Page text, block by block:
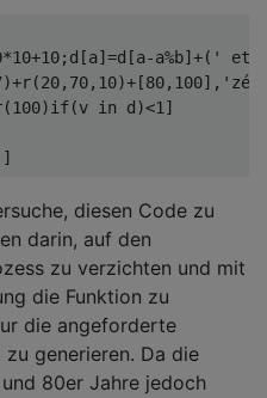
*10+10; d [a]=d [a-a%b]+( ' et
)+r(20, 70, 10)+[80, 100],
(100)if(v in d )<1 ]
diesen Code zu
darin, auf den
zu verzichten und mit
die Funktion zu
die angeforderte
generieren. Da die
80er Jahre jedoch